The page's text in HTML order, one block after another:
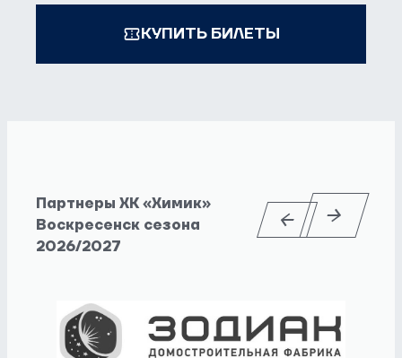
КУПИТЬ БИЛЕТЫ
Партнеры ХК «Химик»
Воскресенск сезона
2026/2027